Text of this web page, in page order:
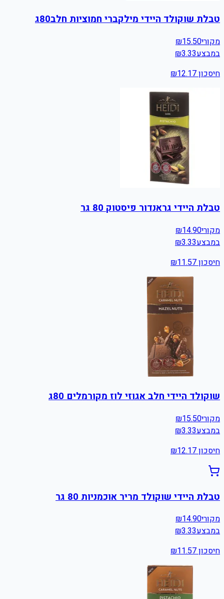
טבלת שוקולד היידי מילקברי חמוציות חלב80ג
מקורי ₪15.50
במבצע
₪3.33
חיסכון ₪12.17
טבלת היידי גראנדור פיסטוק 80 גר
מקורי ₪14.90
במבצע
₪3.33
חיסכון ₪11.57
שוקולד היידי חלב אגוזי לוז מקורמלים 80ג
מקורי ₪15.50
במבצע
₪3.33
חיסכון ₪12.17
טבלת היידי שוקולד מריר אוכמניות 80 גר
מקורי ₪14.90
במבצע
₪3.33
חיסכון ₪11.57